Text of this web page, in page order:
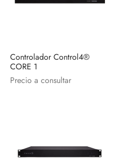
Controlador Control4®
CORE 1
Precio a consultar